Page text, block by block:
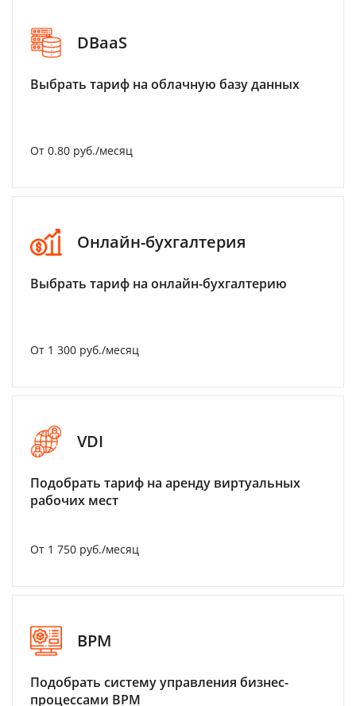
DBaaS
Выбрать тариф на облачную базу данных
От 0.80 руб./месяц
Онлайн-бухгалтерия
Выбрать тариф на онлайн-бухгалтерию
От 1 300 руб./месяц
VDI
Подобрать тариф на аренду виртуальных
рабочих мест
От 1 750 руб./месяц
BPM
Подобрать систему управления бизнес-
процессами BPM